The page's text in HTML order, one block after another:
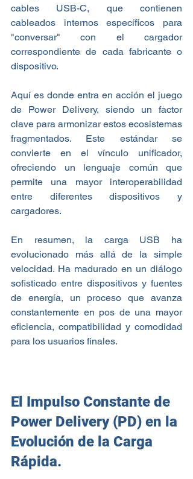
cables USB-C, que contienen
cableados internos específicos para
"conversar" con el cargador
correspondiente de cada fabricante o
dispositivo.
Aquí es donde entra en acción el juego
de Power Delivery, siendo un factor
clave para armonizar estos ecosistemas
fragmentados. Este estándar se
convierte en el vínculo unificador,
ofreciendo un lenguaje común que
permite una mayor interoperabilidad
entre diferentes dispositivos y
cargadores.
En resumen, la carga USB ha
evolucionado más allá de la simple
velocidad. Ha madurado en un diálogo
sofisticado entre dispositivos y fuentes
de energía, un proceso que avanza
constantemente en pos de una mayor
eficiencia, compatibilidad y comodidad
para los usuarios finales.
El Impulso Constante de
Power Delivery (PD) en la
Evolución de la Carga
Rápida.